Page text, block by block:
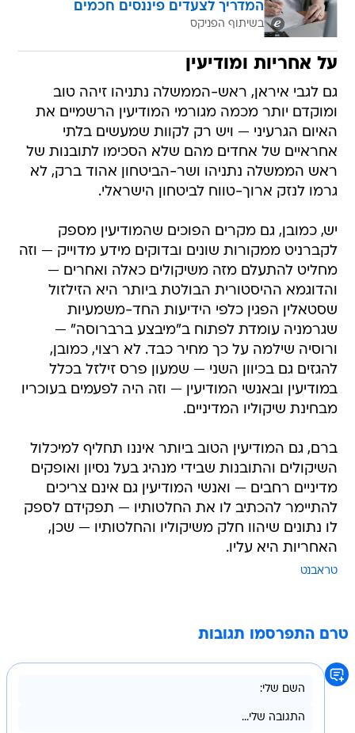
המדריך לצעדים פיננסים חכמים
בשיתוף הפניקס
על אחריות ומודיעין
גם לגבי איראן, ראש-הממשלה נתניהו זיהה טוב
ומוקדם יותר מכמה מגורמי המודיעין הרשמיים את
האיום הגרעיני — ויש רק לקוות שמעשים בלתי
אחראיים של אחדים מהם שלא הסכימו לתובנות של
ראש הממשלה נתניהו ושר-הביטחון אהוד ברק, לא
גרמו לנזק ארוך-טווח לביטחון הישראלי.
יש, כמובן, גם מקרים הפוכים שהמודיעין מספק
לקברניט ממקורות שונים ובדוקים מידע מדוייק — וזה
מחליט להתעלם מזה משיקולים כאלה ואחרים —
והדוגמא ההיסטורית הבולטת ביותר היא הזילזול
שסטאלין הפגין כלפי הידיעות החד-משמעיות
שגרמניה עומדת לפתוח ב"מיבצע ברברוסה" —
ורוסיה שילמה על כך מחיר כבד. לא רצוי, כמובן,
להגזים גם בכיוון השני — שמעון פרס זילזל בכלל
במודיעין ובאנשי המודיעין — וזה היה לפעמים בעוכריו
מבחינת שיקוליו המדיניים.
ברם, גם המודיעין הטוב ביותר איננו תחליף למיכלול
השיקולים והתובנות שבידי מנהיג בעל נסיון ואופקים
מדיניים רחבים — ואנשי המודיעין גם אינם צריכים
להתיימר להכתיב לו את החלטותיו — תפקידם לספק
לו נתונים שיהוו חלק משיקוליו והחלטותיו — שכן,
האחריות היא עליו.
טראבנט
טרם התפרסמו תגובות